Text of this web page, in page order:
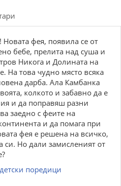
фея, появила се от
бебе, прелита над суша и
Никога и Долината на
На това чудно място всяка
дарба. Ала Камбанка
колкото и забавно да е
и да поправяш разни
заедно с феите на
и да помага при
фея е решена на всичко,
си. Но дали замисленият от
поредици